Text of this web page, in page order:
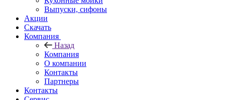
Выпуски, сифоны
Акции
Скачать
Компания
Назад
Компания
О компании
Контакты
Партнеры
Контакты